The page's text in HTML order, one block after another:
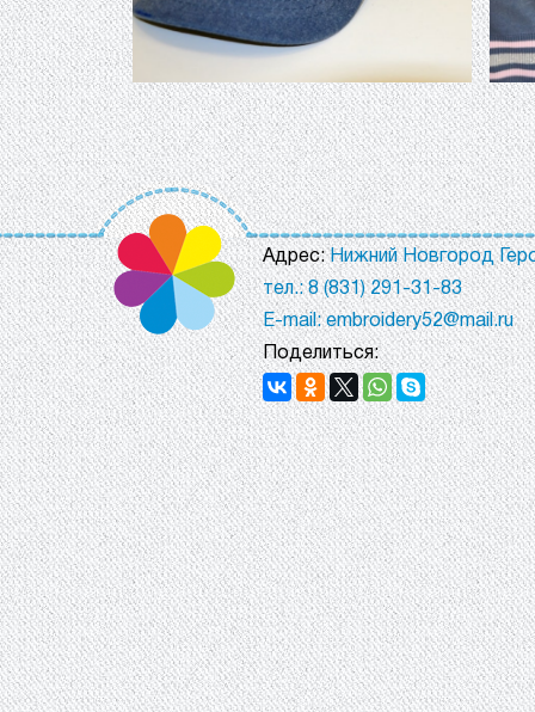
Адрес:Нижний Новгород
тел.: 8 (831) 291-31-83
E-mail: embroidery52@mail.ru
Поделиться: